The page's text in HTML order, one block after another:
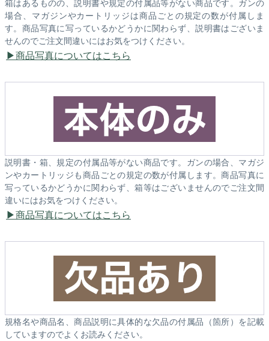
箱はあるものの、説明書や規定の付属品等がない商品です。ガンの
場合、マガジンやカートリッジは商品ごとの規定の数が付属しま
す。商品写真に写っているかどうかに関わらず、説明書はございま
せんのでご注文間違いにはお気をつけください。
商品写真についてはこちら
説明書・箱、規定の付属品等がない商品です。ガンの場合、マガジ
ンやカートリッジも商品ごとの規定の数が付属します。商品写真に
写っているかどうかに関わらず、箱等はございませんのでご注文間
違いにはお気をつけください。
商品写真についてはこちら
規格名や商品名、商品説明に具体的な欠品の付属品（箇所）を記載
していますのでよくお読みください。